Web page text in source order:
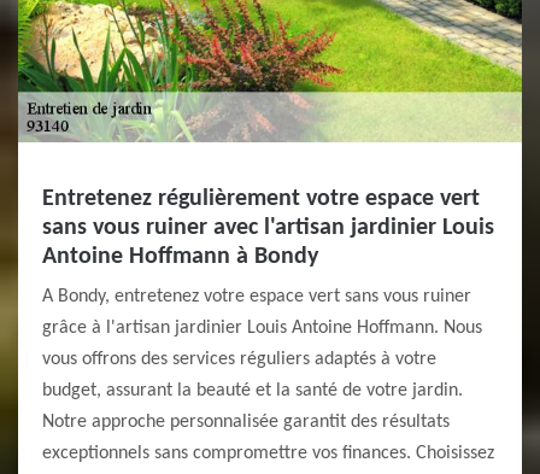
Entretenez régulièrement votre espace vert
sans vous ruiner avec l'artisan jardinier Louis
Antoine Hoffmann à Bondy
A Bondy, entretenez votre espace vert sans vous ruiner
grâce à l'artisan jardinier Louis Antoine Hoffmann. Nous
vous offrons des services réguliers adaptés à votre
budget, assurant la beauté et la santé de votre jardin.
Notre approche personnalisée garantit des résultats
exceptionnels sans compromettre vos finances. Choisissez